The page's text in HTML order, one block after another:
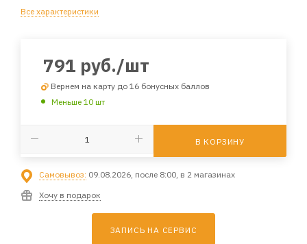
Все характеристики
791 руб./шт
Вернем на карту до 16 бонусных баллов
Меньше 10 шт
В КОРЗИНУ
Самовывоз: 09.08.2026, после 8:00, в 2 магазинах
Хочу в подарок
ЗАПИСЬ НА СЕРВИС